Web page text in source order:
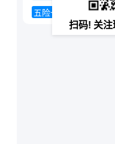
五险一金缴纳比例
扫码! 关注